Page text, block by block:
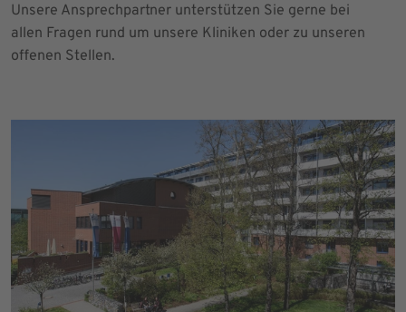
Unsere Ansprechpartner unterstützen Sie gerne bei
allen Fragen rund um unsere Kliniken oder zu unseren
offenen Stellen.